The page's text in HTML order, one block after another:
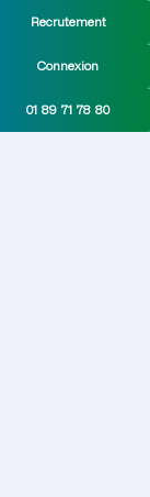
Recrutement
Connexion
01 89 71 78 80